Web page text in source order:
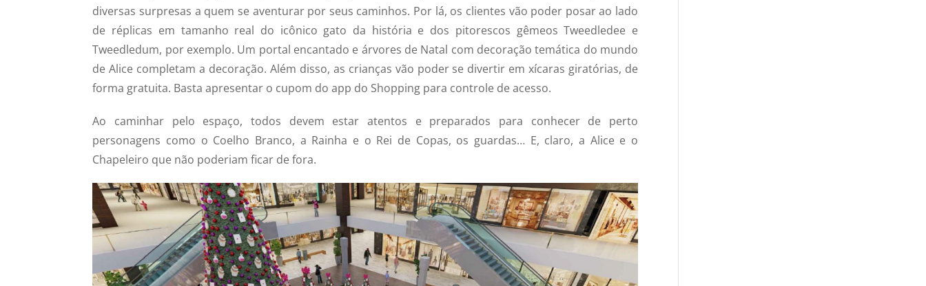
diversas surpresas a quem se aventurar por seus caminhos. Por lá, os clientes vão poder posar ao lado
de réplicas em tamanho real do icônico gato da história e dos pitorescos gêmeos Tweedledee e
Tweedledum, por exemplo. Um portal encantado e árvores de Natal com decoração temática do mundo
de Alice completam a decoração. Além disso, as crianças vão poder se divertir em xícaras giratórias, de
forma gratuita. Basta apresentar o cupom do app do Shopping para controle de acesso.
Ao caminhar pelo espaço, todos devem estar atentos e preparados para conhecer de perto
personagens como o Coelho Branco, a Rainha e o Rei de Copas, os guardas… E, claro, a Alice e o
Chapeleiro que não poderiam ficar de fora.